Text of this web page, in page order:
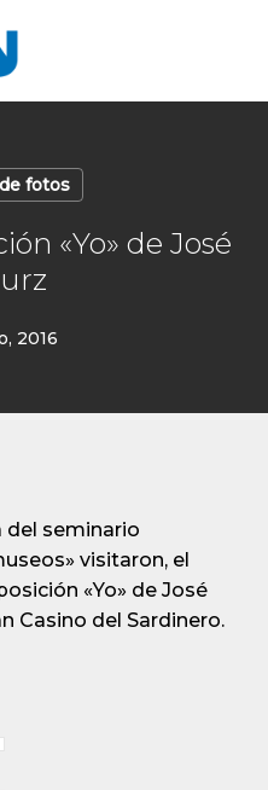
fotos
«Yo» de José
2016
del seminario
visitaron, el
«Yo» de José
Casino del Sardinero.